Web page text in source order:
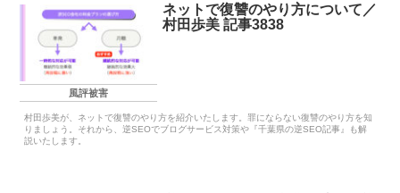
風評被害
ネットで復讐のやり方について／
村田歩美 記事3838
村田歩美が、ネットで復讐のやり方を紹介いたします。罪にならない復讐のやり方を知
りましょう。それから、逆SEOでブログサービス対策や『千葉県の逆SEO記事』も解
説いたします。